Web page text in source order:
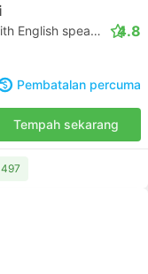
Daytrip private transfer with English speaking driver 4.8
Pembatalan percuma
Tempah sekarang